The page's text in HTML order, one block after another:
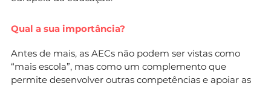
Qual a sua importância?
Antes de mais, as AECs não podem ser vistas como
“mais escola”, mas como um complemento que
permite desenvolver outras competências e apoiar as